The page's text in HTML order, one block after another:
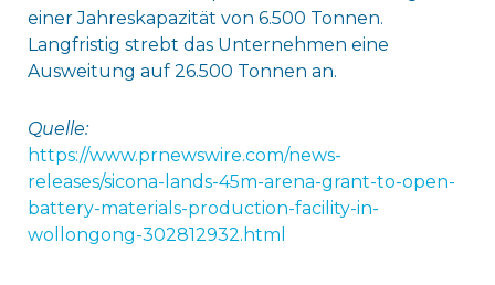
einer Jahreskapazität von 6.500 Tonnen.
Langfristig strebt das Unternehmen eine
Ausweitung auf 26.500 Tonnen an.
Quelle:
https://www.prnewswire.com/news-
releases/sicona-lands-45m-arena-grant-to-open-
battery-materials-production-facility-in-
wollongong-302812932.html